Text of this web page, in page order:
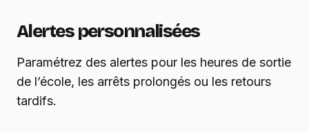
Alertes personnalisées
Paramétrez des alertes pour les heures de sortie
de l’école, les arrêts prolongés ou les retours
tardifs.